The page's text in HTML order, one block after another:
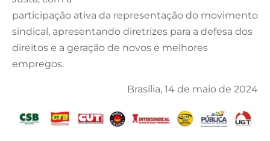
participação ativa da representação do movimento
sindical, apresentando diretrizes para a defesa dos
direitos e a geração de novos e melhores
empregos.
Brasília, 14 de maio de 2024